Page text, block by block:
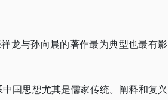
龙与孙向晨的著作最为典型也最有影
国思想尤其是儒家传统。阐释和复兴